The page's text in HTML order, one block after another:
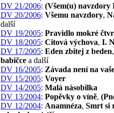
DV 21/2006: (Všem(u)
DV 20/2006: Všemu navzdory,
další
DV 19/2005: Pravidlo mokré
DV 18/2005: Citová výchova, I.
DV 17/2005: Eden zbitej z beden
babičce a další
DV 16/2005: Závada není na
DV 15/2005: Voyer
DV 14/2005: Malá násobilka
DV 13/2004: Popěvky o víně,
DV 12/2004: Anamnéza, Smrt si